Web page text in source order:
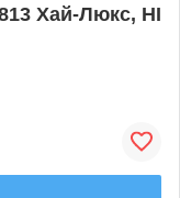
Хай-Люкс, HI